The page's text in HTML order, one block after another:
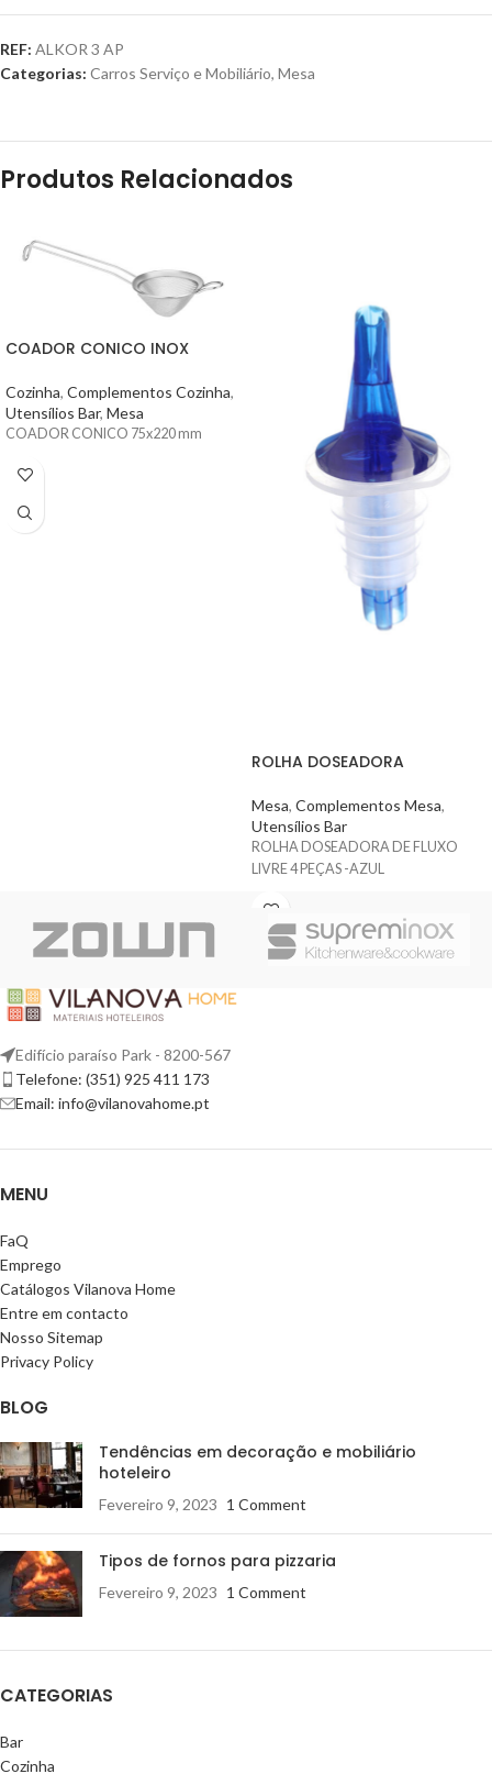
REF: ALKOR 3 AP
Categorias: Carros Serviço e Mobiliário, Mesa
Produtos Relacionados
COADOR CONICO INOX
Cozinha, Complementos Cozinha,
Utensílios Bar, Mesa
COADOR CONICO 75x220 mm
ROLHA DOSEADORA
Mesa, Complementos Mesa,
Utensílios Bar
ROLHA DOSEADORA DE FLUXO
LIVRE 4 PEÇAS -AZUL
Edifício paraíso Park - 8200-567
Telefone: (351) 925 411 173
Email: info@vilanovahome.pt
MENU
FaQ
Emprego
Catálogos Vilanova Home
Entre em contacto
Nosso Sitemap
Privacy Policy
BLOG
Tendências em decoração e mobiliário
hoteleiro
Fevereiro 9, 2023 1 Comment
Tipos de fornos para pizzaria
Fevereiro 9, 2023 1 Comment
CATEGORIAS
Bar
Cozinha